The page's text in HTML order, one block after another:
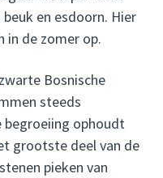
en esdoorn. Hier
in de zomer op.
Bosnische
steeds
begroeiing ophoudt
grootste deel van de
pieken van